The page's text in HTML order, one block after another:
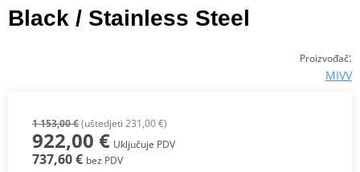
Black / Stainless Steel
Proizvođač:
MIVV
1 153,00 €(uštedjeti 231,00 €)
922,00 € Uključuje PDV
737,60 € bez PDV